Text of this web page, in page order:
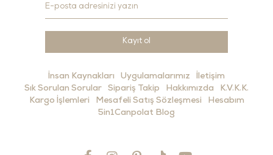
Kayıt ol
İnsan Kaynakları Uygulamalarımız
İletişim
Sık Sorulan Sorular
Sipariş Takip Hakkımızda
K.V.K.K.
Kargo İşlemleri
Mesafeli Satış Sözleşmesi
Hesabım
5in1Canpolat Blog